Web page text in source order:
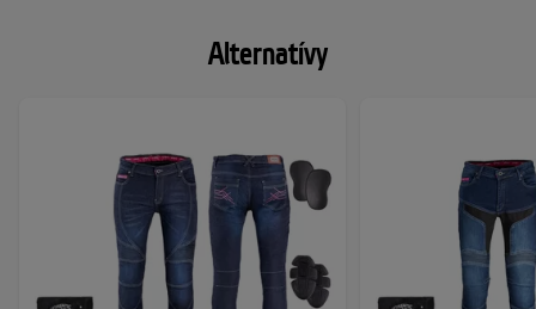
Alternatívy